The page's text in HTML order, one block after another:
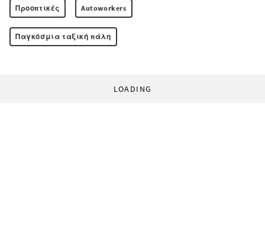
Προοπτικές Autoworkers
Παγκόσμια ταξική πάλη
LOADING